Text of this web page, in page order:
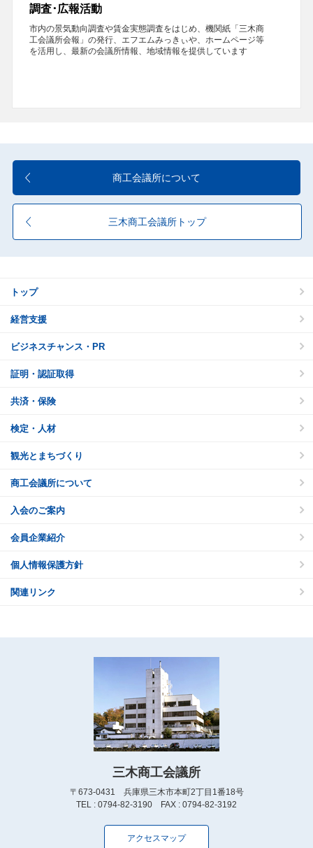
調査･広報活動
市内の景気動向調査や賃金実態調査をはじめ、機関紙「三木商
工会議所会報」の発行、エフエムみっきぃや、ホームページ等
を活用し、最新の会議所情報、地域情報を提供しています
商工会議所について
三木商工会議所トップ
トップ
経営支援
ビジネスチャンス・PR
証明・認証取得
共済・保険
検定・人材
観光とまちづくり
商工会議所について
入会のご案内
会員企業紹介
個人情報保護方針
関連リンク
三木商工会議所
〒673-0431 兵庫県三木市本町2丁目1番18号
TEL : 0794-82-3190 FAX : 0794-82-3192
アクセスマップ